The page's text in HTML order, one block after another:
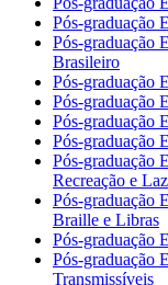
Pós-graduação
Pós-graduação
Brasileiro
Pós-graduação
Pós-graduação
Pós-graduação
Pós-graduação
Pós-graduação
Recreação e
Pós-graduação
Braille e Libras
Pós-graduação
Pós-graduação
Transmissíveis